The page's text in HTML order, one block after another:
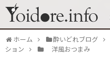
ホーム 酔いどれブログ
ション
洋風おつまみ